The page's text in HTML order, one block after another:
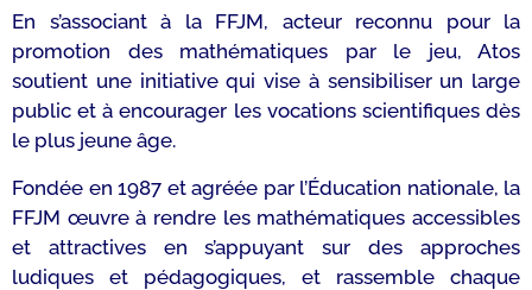
En s’associant à la FFJM, acteur reconnu pour la
promotion des mathématiques par le jeu, Atos
soutient une initiative qui vise à sensibiliser un large
public et à encourager les vocations scientifiques dès
le plus jeune âge.
Fondée en 1987 et agréée par l’Éducation nationale, la
FFJM œuvre à rendre les mathématiques accessibles
et attractives en s’appuyant sur des approches
ludiques et pédagogiques, et rassemble chaque